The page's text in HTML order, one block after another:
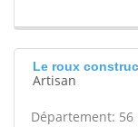
Le roux
Artisan
Département: 56